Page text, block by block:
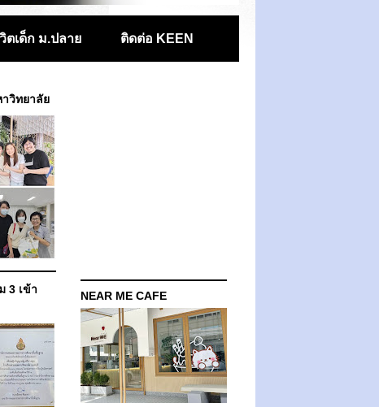
ตเด็ก ม.ปลาย ติดต่อ KEEN
วิทยาลัย
3 เข้า
NEAR ME CAFE